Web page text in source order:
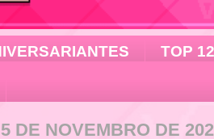
TOP 12
DE NOVEMBRO DE